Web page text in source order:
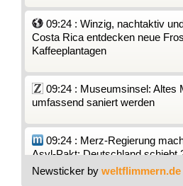
09:24 : Winzig, nachtaktiv
Costa Rica entdecken neue
Kaffeeplantagen
09:24 : Museumsinsel: Altes
umfassend saniert werden
09:24 : Merz-Regierung
Asyl-Pakt: Deutschland schiebt
nach Italien ab
Newsticker by weltflimmern.de